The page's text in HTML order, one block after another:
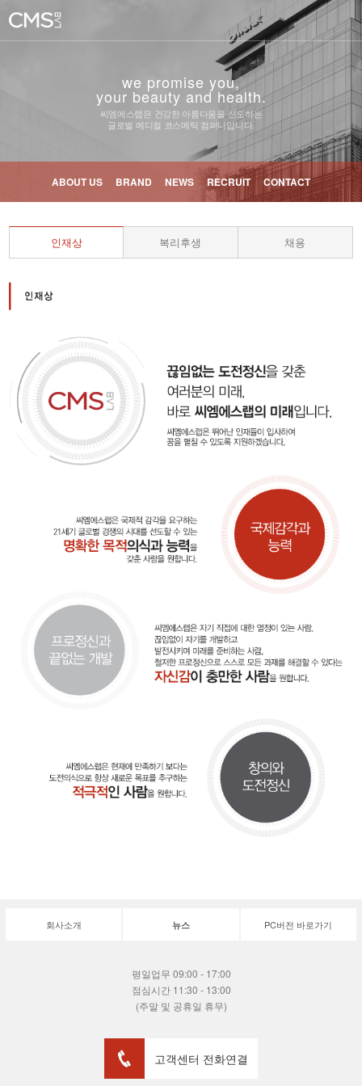
we promise you,
your beauty and health.
씨엠에스랩은 건강한 아름다움을 선도하는
글로벌 메디컬 코스메틱 컴퍼니입니다.
ABOUT US BRAND NEWS RECRUIT CONTACT
인재상 복리후생 채용
회사소개 뉴스 PC버전 바로가기
평일업무 09:00 - 17:00
점심시간 11:30 - 13:00
(주말 및 공휴일 휴무)
고객센터 전화연결